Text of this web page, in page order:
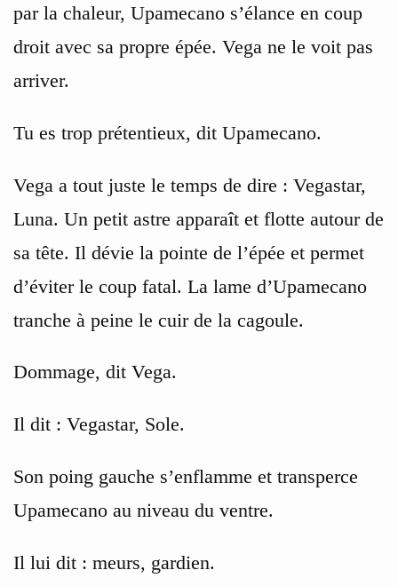
par la chaleur, Upamecano s’élance en coup
droit avec sa propre épée. Vega ne le voit pas
arriver.
Tu es trop prétentieux, dit Upamecano.
Vega a tout juste le temps de dire : Vegastar,
Luna. Un petit astre apparaît et flotte autour de
sa tête. Il dévie la pointe de l’épée et permet
d’éviter le coup fatal. La lame d’Upamecano
tranche à peine le cuir de la cagoule.
Dommage, dit Vega.
Il dit : Vegastar, Sole.
Son poing gauche s’enflamme et transperce
Upamecano au niveau du ventre.
Il lui dit : meurs, gardien.